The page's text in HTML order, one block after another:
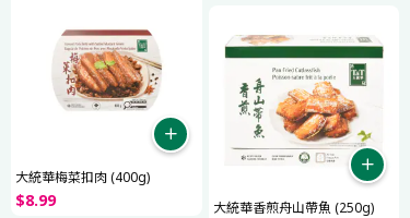
大統華梅菜扣肉 (400g)
$8.99 大統華香煎舟山帶魚 (250g)